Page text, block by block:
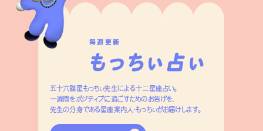
毎週更新
五十六謀星もっちぃ先生による十二星座占い。
一週間をポジティブに過ごすためのお告げを、
先生の分身である星座案内人・もっちぃがお届けします。